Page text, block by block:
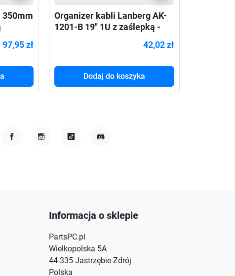
350mm
97,95 zł
Organizer kabli Lanberg AK-
1201-B 19" 1U z zaślepką -
42,02 zł
Dodaj do koszyka
Informacja o sklepie
PartsPC.pl
Wielkopolska 5A
44-335 Jastrzębie-Zdrój
Polska